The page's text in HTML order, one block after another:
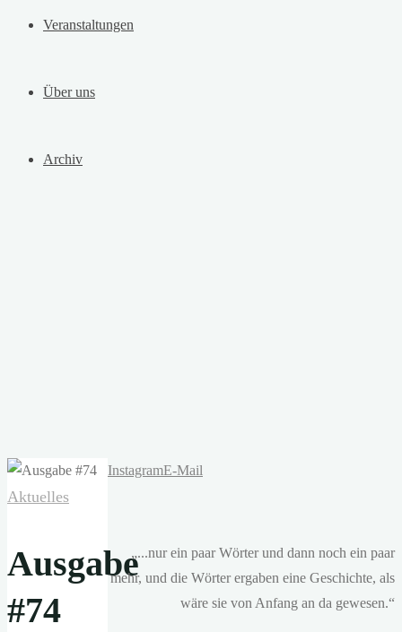
Veranstaltungen
Über uns
Archiv
Aktuelles
Ausgabe
#74
InstagramE-Mail
„...nur ein paar Wörter und dann noch ein paar
mehr, und die Wörter ergaben eine Geschichte, als
wäre sie von Anfang an da gewesen.“